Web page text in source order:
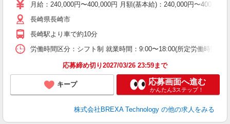
月給：240,000円〜400,000円 月額(基本給)：240,000円〜
長崎県長崎市
長崎駅より車で約10分
労働時間区分：シフト制 就業時間：9:00〜18:00(所定労働時間
応募締め切り2027/03/26 23:59まで
キープ 応募画面へ進む
かんたん3ステップ！
株式会社BREXA Technology の他の求人をみる